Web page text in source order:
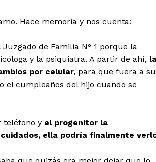
Hace memoria y nos cuenta:
de Familia N° 1 porque la
y la psiquiatra. A partir de ahí,
por celular, para que fuera a su
el cumpleaños del hijo cuando se
teléfono y el progenitor la
ella podría finalmente